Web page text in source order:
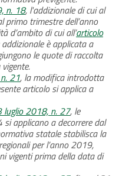
n. 18, l'addizionale di cui al
primo trimestre dell’anno
d’ambito di cui all’articolo
è applicata a
le quote di raccolta
21, la modifica introdotta
articolo si applica a
luglio 2018, n. 27, le
applicano a decorrere dal
statale stabilisca la
per l’anno 2019,
vigenti prima della data di